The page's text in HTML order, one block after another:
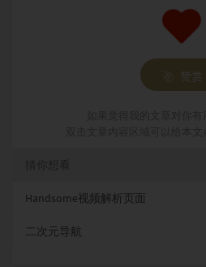
赞赏
Handsome视频解析页面
二次元导航